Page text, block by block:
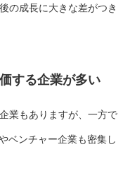
の成長に大きな差がつき
する企業が多い
業もありますが、一方で
ベンチャー企業も密集し